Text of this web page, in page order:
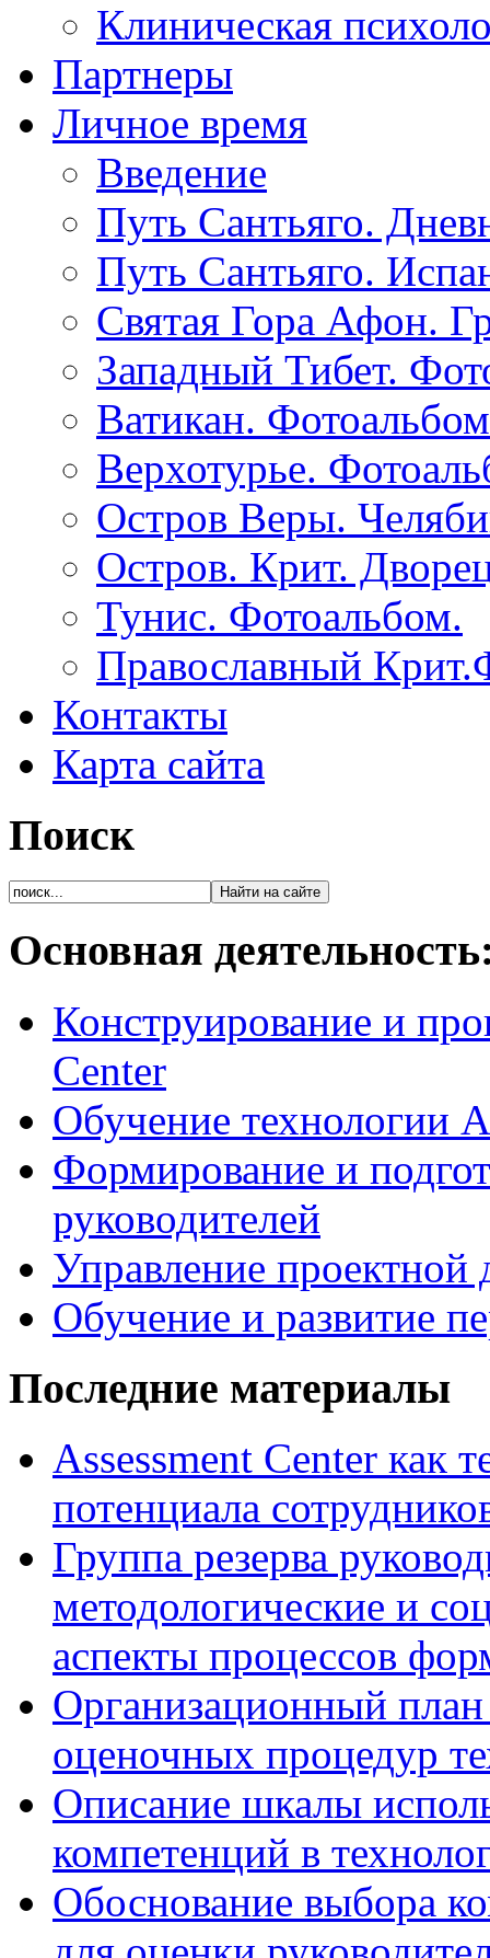
Клиническая
Партнеры
Личное время
Введение
Путь Сантьяго.
Путь Сантьяго.
Святая Гора Афон.
Западный Тибет.
Ватикан.
Верхотурье.
Остров Веры.
Остров. Крит.
Тунис. Фотоальбом.
Православный
Контакты
Карта сайта
Поиск
Основная
Конструирование и
Center
Обучение технологии
Формирование и
руководителей
Управление проектной
Обучение и развитие
Последние материалы
Assessment Center как
потенциала
Группа резерва
методологические и
аспекты процессов
Организационный
оценочных процедур
Описание шкалы
компетенций в
Обоснование выбора